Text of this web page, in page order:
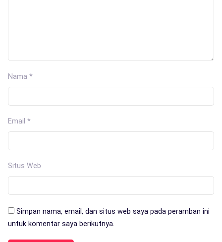
Nama *
Email *
Situs Web
Simpan nama, email, dan situs web saya pada peramban ini
untuk komentar saya berikutnya.